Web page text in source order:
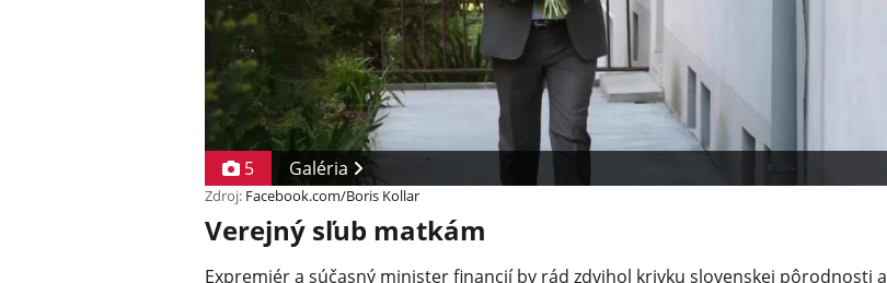
5 Galéria
Zdroj: Facebook.com/Boris Kollar
Verejný sľub matkám
Expremiér a súčasný minister financií by rád zdvihol krivku slovenskej pôrodnosti a